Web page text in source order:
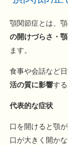
顎関節症とは、
の開けづらさ・
ます。
食事や会話など
活の質に影響す
代表的な症状
口を開けると顎
口が大きく開か